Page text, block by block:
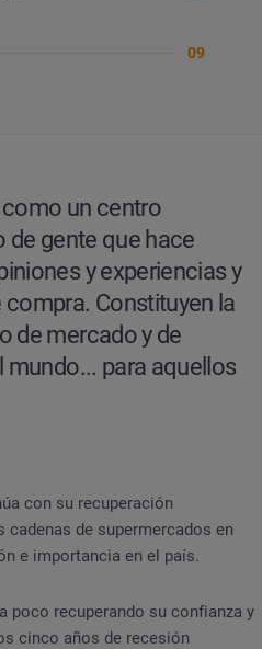
09
un centro
de gente que hace
y experiencias y
Constituyen la
de mercado y de
para aquellos
con su recuperación
de supermercados en
e importancia en el país.
poco recuperando su confianza y
cinco años de recesión